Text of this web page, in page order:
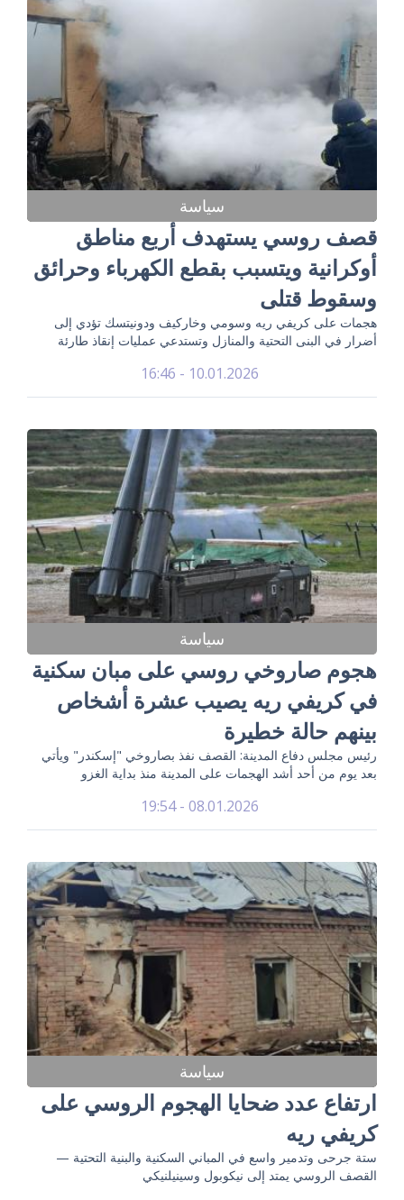
سياسة
قصف روسي يستهدف أربع مناطق
أوكرانية ويتسبب بقطع الكهرباء وحرائق
وسقوط قتلى
هجمات على كريفي ريه وسومي وخاركيف ودونيتسك تؤدي إلى
أضرار في البنى التحتية والمنازل وتستدعي عمليات إنقاذ طارئة
10.01.2026 - 16:46
سياسة
هجوم صاروخي روسي على مبان سكنية
في كريفي ريه يصيب عشرة أشخاص
بينهم حالة خطيرة
رئيس مجلس دفاع المدينة: القصف نفذ بصاروخي "إسكندر" ويأتي
بعد يوم من أحد أشد الهجمات على المدينة منذ بداية الغزو
08.01.2026 - 19:54
سياسة
ارتفاع عدد ضحايا الهجوم الروسي على
كريفي ريه
ستة جرحى وتدمير واسع في المباني السكنية والبنية التحتية —
القصف الروسي يمتد إلى نيكوبول وسينيلنيكي